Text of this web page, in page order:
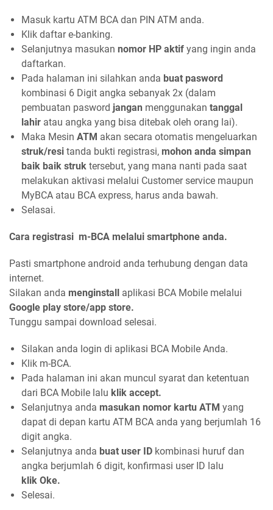
Masuk kartu ATM BCA dan PIN ATM anda.
Klik daftar e-banking.
Selanjutnya masukan nomor HP aktif yang ingin anda
daftarkan.
Pada halaman ini silahkan anda buat pasword
kombinasi 6 Digit angka sebanyak 2x (dalam
pembuatan pasword jangan menggunakan tanggal
lahir atau angka yang bisa ditebak oleh orang lai).
Maka Mesin ATM akan secara otomatis mengeluarkan
struk/resi tanda bukti registrasi, mohon anda simpan
baik baik struk tersebut, yang mana nanti pada saat
melakukan aktivasi melalui Customer service maupun
MyBCA atau BCA express, harus anda bawah.
Selasai.
Cara registrasi m-BCA melalui smartphone anda.
Pasti smartphone android anda terhubung dengan data
internet.
Silakan anda menginstall aplikasi BCA Mobile melalui
Google play store/app store.
Tunggu sampai download selesai.
Silakan anda login di aplikasi BCA Mobile Anda.
Klik m-BCA.
Pada halaman ini akan muncul syarat dan ketentuan
dari BCA Mobile lalu klik accept.
Selanjutnya anda masukan nomor kartu ATM yang
dapat di depan kartu ATM BCA anda yang berjumlah 16
digit angka.
Selanjutnya anda buat user ID kombinasi huruf dan
angka berjumlah 6 digit, konfirmasi user ID lalu
klik Oke.
Selesai.